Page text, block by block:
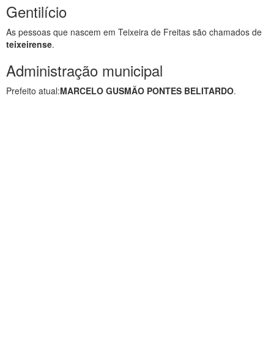
Gentilício
As pessoas que nascem em Teixeira de Freitas são chamados de
teixeirense.
Administração municipal
Prefeito atual:MARCELO GUSMÃO PONTES BELITARDO.